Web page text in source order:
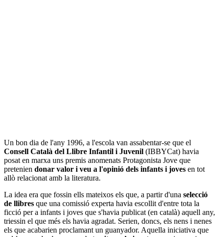
Un bon dia de l'any 1996, a l'escola van assabentar-se que el
Consell Català del Llibre Infantil i Juvenil (IBBYCat) havia
posat en marxa uns premis anomenats Protagonista Jove que
pretenien donar valor i veu a l'opinió dels infants i joves en tot
allò relacionat amb la literatura.
La idea era que fossin ells mateixos els que, a partir d'una selecció
de llibres que una comissió experta havia escollit d'entre tota la
ficció per a infants i joves que s'havia publicat (en català) aquell any,
triessin el que més els havia agradat. Serien, doncs, els nens i nenes
els que acabarien proclamant un guanyador. Aquella iniciativa que